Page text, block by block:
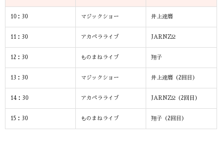
10：30 マジックショー 井上達磨
11：30 アカペラライブ JARNZΩ
12：30 ものまねライブ 翔子
13：30 マジックショー 井上達磨（2回目）
14：30 アカペラライブ JARNZΩ（2回目）
15：30 ものまねライブ 翔子（2回目）